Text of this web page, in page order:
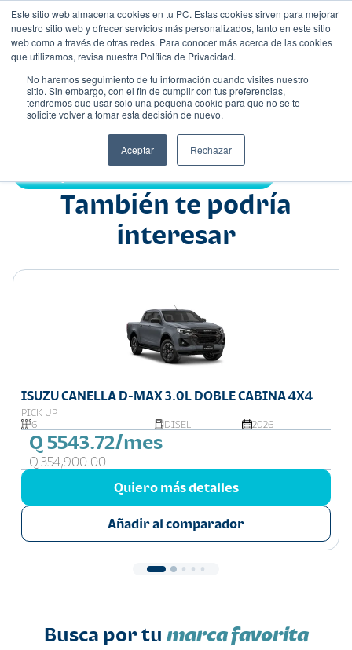
Este sitio web almacena cookies en tu PC. Estas cookies sirven para mejorar
nuestro sitio web y ofrecer servicios más personalizados, tanto en este sitio
web como a través de otras redes. Para conocer más acerca de las cookies
que utilizamos, revisa nuestra Política de Privacidad.
No haremos seguimiento de tu información cuando visites nuestro
sitio. Sin embargo, con el fin de cumplir con tus preferencias,
tendremos que usar solo una pequeña cookie para que no se te
solicite volver a tomar esta decisión de nuevo.
Aceptar Rechazar
Nombre
También te podría
interesar
ISUZU CANELLA D-MAX 3.0L DOBLE CABINA 4X4
PICK UP
6
DISEL 2026
Q 5543.72/mes
Q 354,900.00
Quiero más detalles
Añadir al comparador
Busca por tu marca favorita